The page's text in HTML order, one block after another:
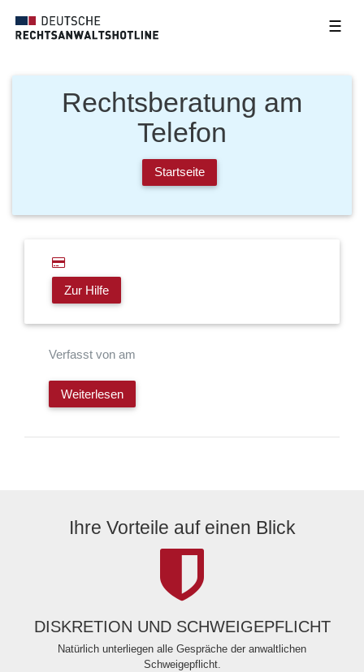
☰
Rechtsberatung am
Telefon
Startseite
Zur Hilfe
Verfasst von am
Weiterlesen
Ihre Vorteile auf einen Blick
DISKRETION UND SCHWEIGEPFLICHT
Natürlich unterliegen alle Gespräche der anwaltlichen
Schweigepflicht.